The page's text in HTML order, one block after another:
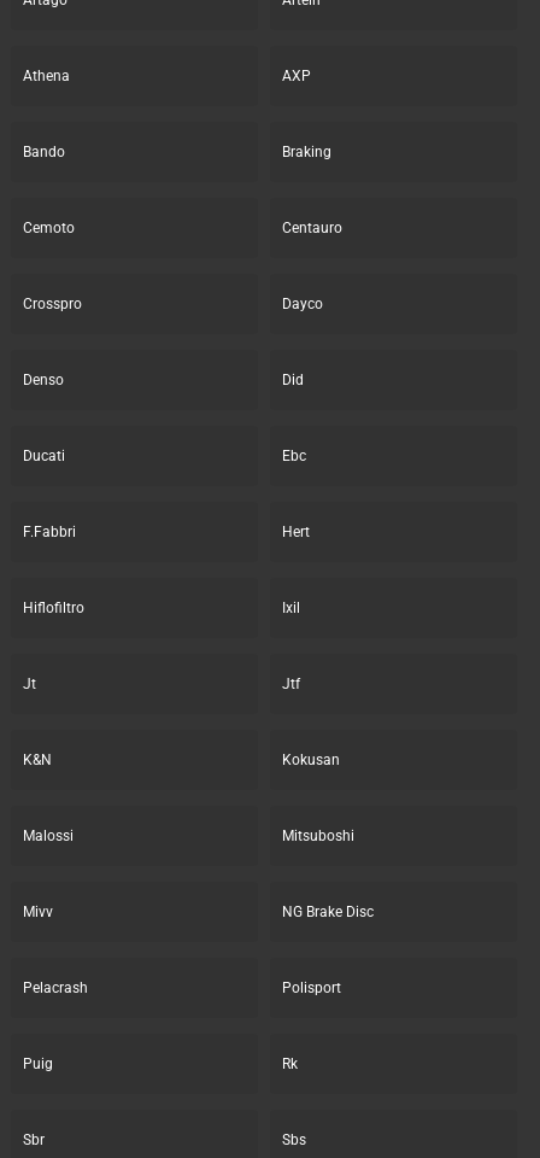
Athena AXP
Bando Braking
Cemoto Centauro
Crosspro Dayco
Denso Did
Ducati Ebc
F.Fabbri Hert
Hiflofiltro Ixil
Jt Jtf
K&N Kokusan
Malossi Mitsuboshi
Mivv NG Brake Disc
Pelacrash Polisport
Puig Rk
Sbr Sbs